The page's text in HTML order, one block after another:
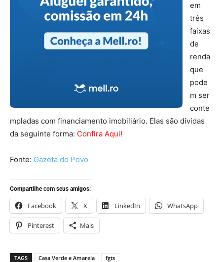
em
três
faixas
de
renda
que
pode
m ser
conte
mpladas com financiamento imobiliário. Elas são dividas
da seguinte forma: Confira Aqui!
Fonte: Gazeta do Povo
Compartilhe com seus amigos:
Facebook X LinkedIn WhatsApp
Pinterest Mais
TAGS Casa Verde e Amarela
fgts